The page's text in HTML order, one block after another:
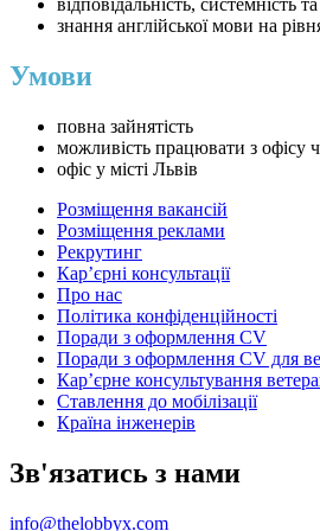
відповідальність, системність
знання англійської мови на
Умови
повна зайнятість
можливість працювати з офісу
офіс у місті Львів
Розміщення вакансій
Розміщення реклами
Рекрутинг
Карʼєрні консультації
Про нас
Політика конфіденційності
Поради з оформлення CV
Поради з оформлення CV для
Карʼєрне консультування
Ставлення до мобілізації
Країна інженерів
Зв'язатись з нами
info@thelobbyx.com